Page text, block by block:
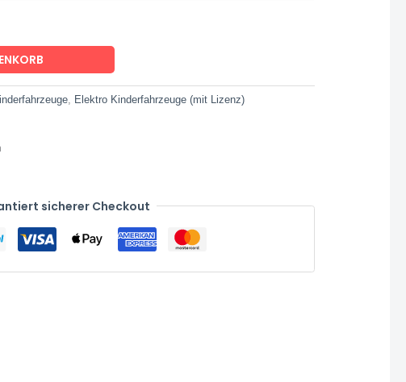
, Elektro Kinderfahrzeuge (mit Lizenz)
sicherer Checkout